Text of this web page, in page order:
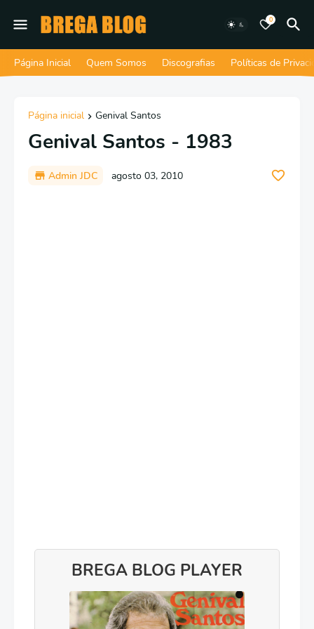
0
Página Inicial Quem Somos Discografias Políticas de
Página inicial Genival Santos
Genival Santos - 1983
Admin JDC agosto 03, 2010
BREGA BLOG PLAYER